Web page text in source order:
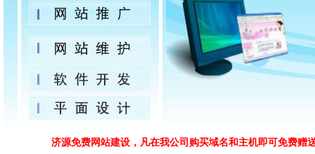
济源免费网站建设，凡在我公司购买域名和主机即可免费